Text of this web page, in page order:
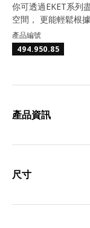
你可透過EKET系列
空間， 更能輕鬆根
產品編號
494.950.85
產品資訊
尺寸